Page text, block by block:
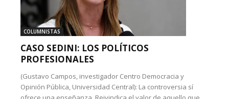
COLUMNISTAS
CASO SEDINI: LOS POLÍTICOS
PROFESIONALES
(Gustavo Campos, investigador Centro Democracia y
Opinión Pública, Universidad Central): La controversia sí